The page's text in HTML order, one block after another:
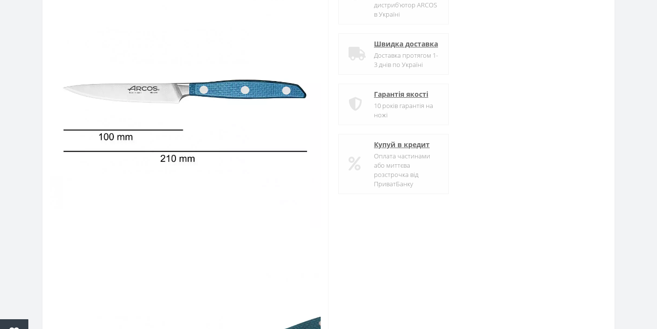
дистриб'ютор ARCOS
в Україні
Швидка доставка
Доставка протягом 1-
3 днів по Україні
Гарантія якості
10 років гарантія на
ножі
Купуй в кредит
Оплата частинами
або миттєва
розстрочка від
ПриватБанку